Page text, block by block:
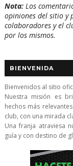
Nota:Los
opiniones del sitio y
colaboradores y el
por los mismos.
BIENVENIDA
Bienvenidos al sitio
Nuestra misión es
hechos más
club, con una mirada
Una franja atraviesa
guía y con destino de